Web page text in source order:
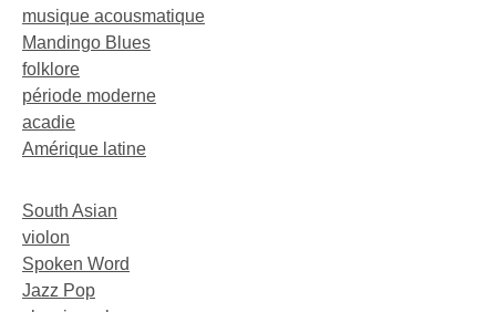
musique acousmatique
Mandingo Blues
folklore
période moderne
acadie
Amérique latine
South Asian
violon
Spoken Word
Jazz Pop